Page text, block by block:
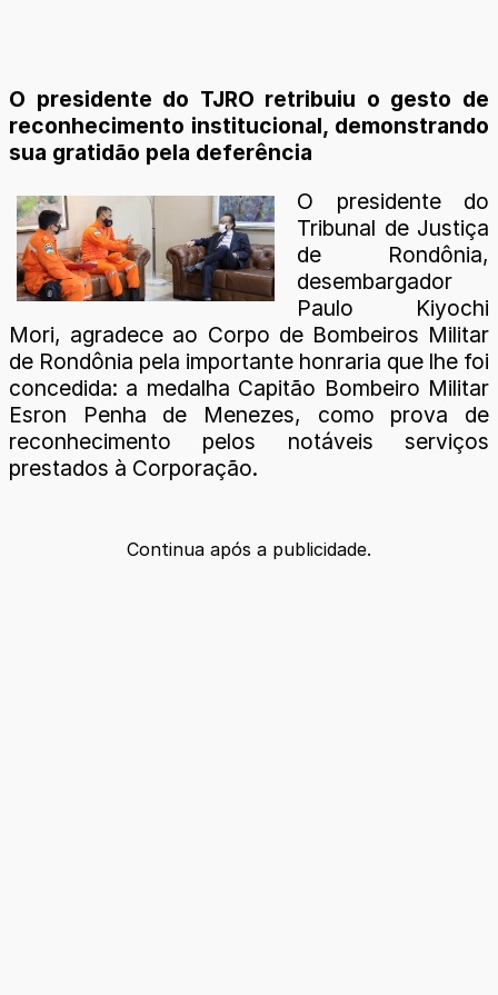
O presidente do TJRO retribuiu o gesto de
reconhecimento institucional, demonstrando
sua gratidão pela deferência
O presidente do
Tribunal de Justiça
de Rondônia,
desembargador
Paulo Kiyochi
Mori, agradece ao Corpo de Bombeiros Militar
de Rondônia pela importante honraria que lhe foi
concedida: a medalha Capitão Bombeiro Militar
Esron Penha de Menezes, como prova de
reconhecimento pelos notáveis serviços
prestados à Corporação.
Continua após a publicidade.